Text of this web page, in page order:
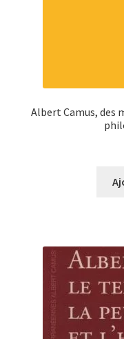
Albert Camus, des